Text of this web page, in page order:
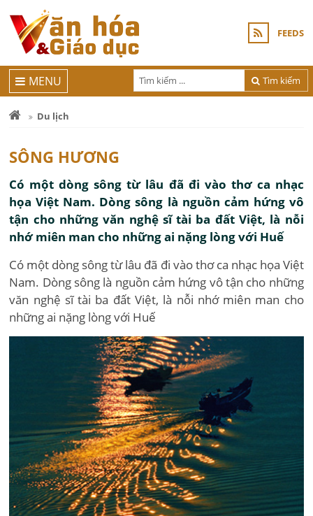
FEEDS
Tìm kiếm
MENU
Du lịch
SÔNG HƯƠNG
Có một dòng sông từ lâu đã đi vào thơ ca nhạc
họa Việt Nam. Dòng sông là nguồn cảm hứng vô
tận cho những văn nghệ sĩ tài ba đất Việt, là nỗi
nhớ miên man cho những ai nặng lòng với Huế
Có một dòng sông từ lâu đã đi vào thơ ca nhạc họa Việt
Nam. Dòng sông là nguồn cảm hứng vô tận cho những
văn nghệ sĩ tài ba đất Việt, là nỗi nhớ miên man cho
những ai nặng lòng với Huế